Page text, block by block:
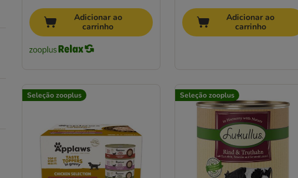
Adicionar ao
carrinho
Adicionar ao
carrinho
Seleção zooplus Seleção zooplus